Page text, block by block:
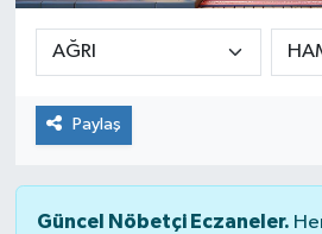
Paylaş
Güncel Nöbetçi Eczaneler.